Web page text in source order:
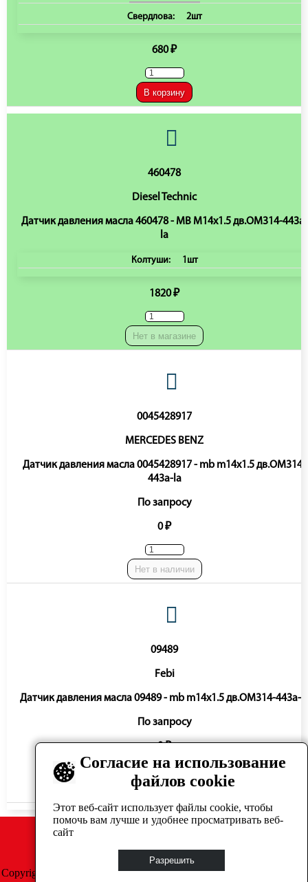
Свердлова: 2шт
680 ₽
В корзину
460478
Diesel Technic
Датчик давления масла 460478 - MB M14x1.5 дв.OM314-443a-
la
Колтуши: 1шт
1820 ₽
Нет в магазине
0045428917
MERCEDES BENZ
Датчик давления масла 0045428917 - mb m14x1.5 дв.OM314-
443a-la
По запросу
0 ₽
Нет в наличии
09489
Febi
Датчик давления масла 09489 - mb m14x1.5 дв.OM314-443a-
По запросу
0 ₽
Нет в наличии
Согласие на использование
файлов cookie
Этот веб-сайт использует файлы cookie, чтобы
помочь вам лучше и удобнее просматривать веб-
сайт
Разрешить
Copyright © GrosAuto 2019 -